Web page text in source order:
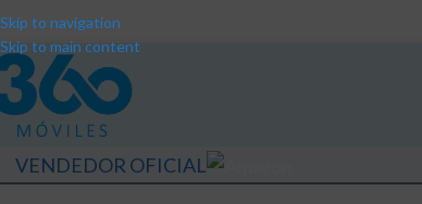
Skip to navigation
Skip to main content
VENDEDOR OFICIAL